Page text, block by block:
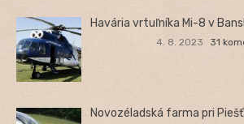
Havária vrtuľníka Mi-8 v
4. 8. 2023 31
Novozéladská farma pri